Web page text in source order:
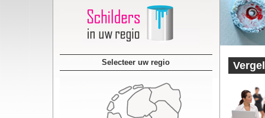
Selecteer uw regio